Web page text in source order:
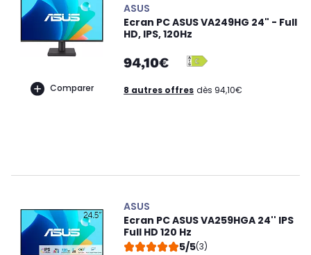
Comparer
ASUS
Ecran PC ASUS VA249HG 24" - Full
HD, IPS, 120Hz
94,10€
8 autres offres dès 94,10€
ASUS
Ecran PC ASUS VA259HGA 24'' IPS
Full HD 120 Hz
5/5(3)